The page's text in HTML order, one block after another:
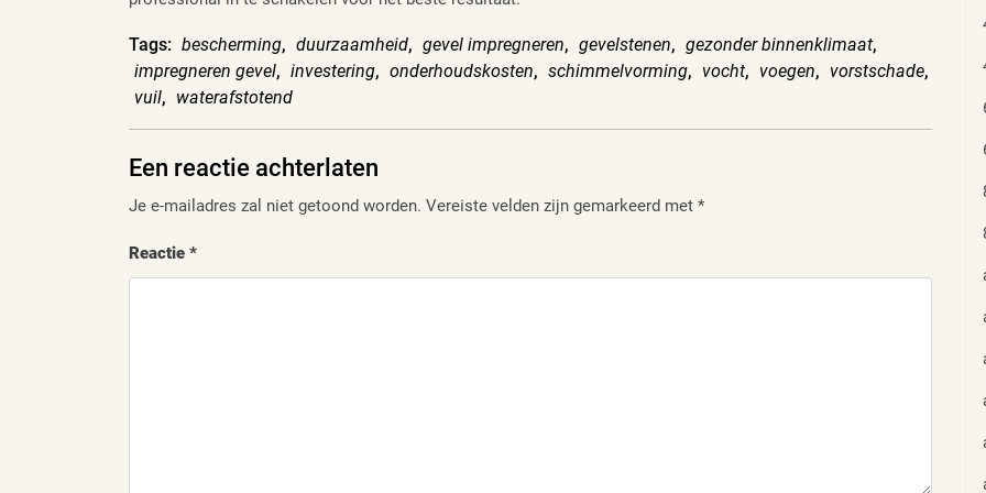
Tags: bescherming, duurzaamheid, gevel impregneren, gevelstenen, gezonder binnenklimaat,
impregneren gevel, investering, onderhoudskosten, schimmelvorming, vocht, voegen, vorstschade,
vuil, waterafstotend
Een reactie achterlaten
Je e-mailadres zal niet getoond worden. Vereiste velden zijn gemarkeerd met *
Reactie *